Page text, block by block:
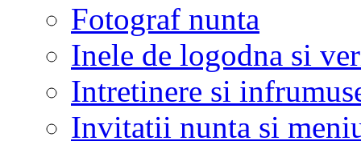
Fotograf nunta
Inele de logodna si
Intretinere si
Invitatii nunta si